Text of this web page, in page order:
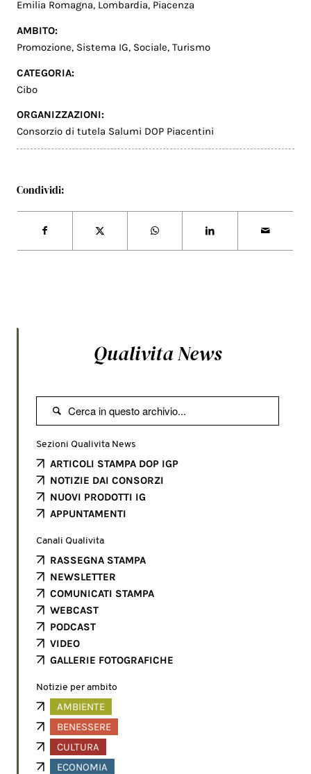
Emilia Romagna, Lombardia, Piacenza
AMBITO:
Promozione, Sistema IG, Sociale,Turismo
CATEGORIA:
Cibo
ORGANIZZAZIONI:
Consorzio di tutela Salumi DOP Piacentini
Condividi:
Qualivita News

Sezioni Qualivita News
ARTICOLI STAMPA DOP IGP
NOTIZIE DAI CONSORZI
NUOVI PRODOTTI IG
APPUNTAMENTI
Canali Qualivita
RASSEGNA STAMPA
NEWSLETTER
COMUNICATI STAMPA
WEBCAST
PODCAST
VIDEO
GALLERIE FOTOGRAFICHE
Notizie per ambito
AMBIENTE
BENESSERE
CULTURA
ECONOMIA